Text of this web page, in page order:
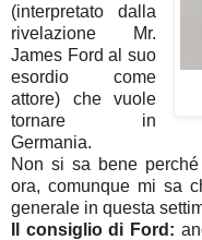
(interpretato dalla
rivelazione Mr.
James Ford al suo
esordio come
attore) che vuole
tornare in
Germania.
Non si sa bene
ora, comunque mi sa
generale in questa
Il consiglio di Ford: